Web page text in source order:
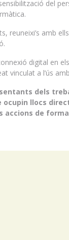
del
reuneixi’s amb
digital en
vinculat a l’ús
dels
llocs
accions de